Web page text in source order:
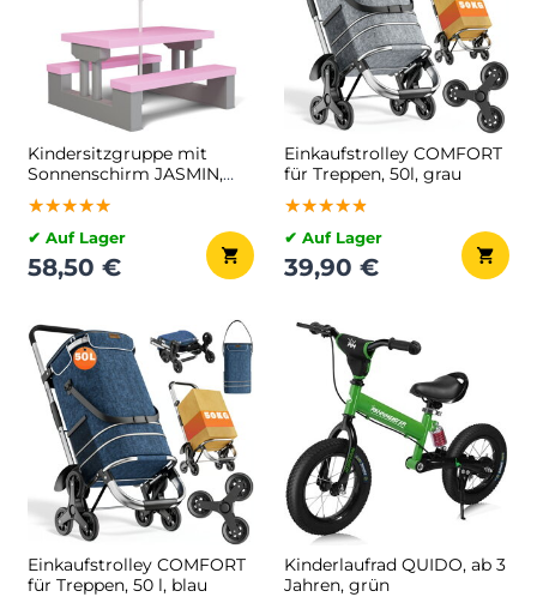
Kindersitzgruppe mit
Sonnenschirm JASMIN,
67x78,5x42,5cm, rosa/grau
★★★★★
★★★★★
★★★★★
✔ Auf Lager
58,50 €
Einkaufstrolley COMFORT
für Treppen, 50l, grau
★★★★★
★★★★★
★★★★★
✔ Auf Lager
39,90 €
Einkaufstrolley COMFORT
für Treppen, 50 l, blau
Kinderlaufrad QUIDO, ab 3
Jahren, grün